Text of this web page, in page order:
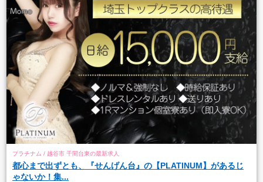
プラチナム / 越谷市 千間台東の最新求人
都心まで出ずとも、『せんげん台』の【PLATINUM】があるじ
ゃないか！集...